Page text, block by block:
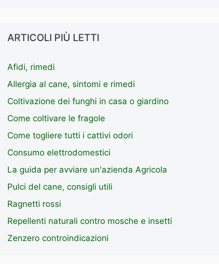
ARTICOLI PIÙ LETTI
Afidi, rimedi
Allergia al cane, sintomi e rimedi
Coltivazione dei funghi in casa o giardino
Come coltivare le fragole
Come togliere tutti i cattivi odori
Consumo elettrodomestici
La guida per avviare un'azienda Agricola
Pulci del cane, consigli utili
Ragnetti rossi
Repellenti naturali contro mosche e insetti
Zenzero controindicazioni